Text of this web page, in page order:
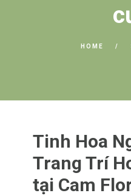
HOME
Tinh Hoa
Trang Trí
tại Cam